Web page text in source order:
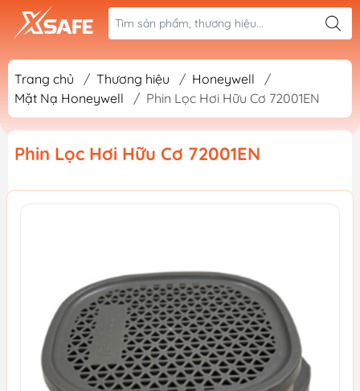
Trang chủ / Thương hiệu / Honeywell
/
Mặt Nạ Honeywell
/ Phin Lọc Hơi Hữu Cơ 72001EN
Phin Lọc Hơi Hữu Cơ 72001EN